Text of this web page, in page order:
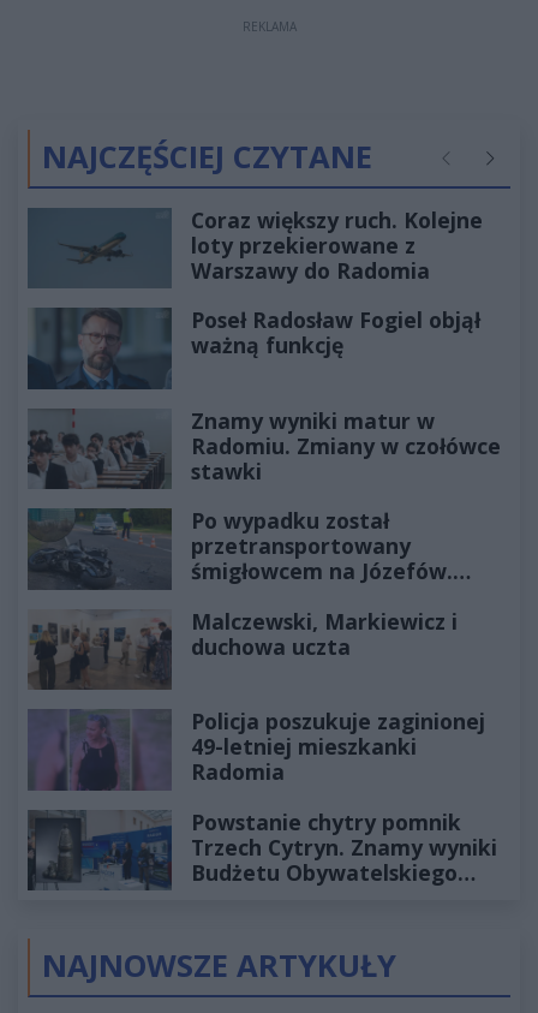
REKLAMA
NAJCZĘŚCIEJ CZYTANE Poprzednie
Coraz większy ruch. Kolejne
loty przekierowane z
Warszawy do Radomia
Poseł Radosław Fogiel objął
ważną funkcję
Znamy wyniki matur w
Radomiu. Zmiany w czołówce
stawki
Po wypadku został
przetransportowany
śmigłowcem na Józefów.
Malczewski, Markiewicz i
duchowa uczta
Policja poszukuje zaginionej
49-letniej mieszkanki
Radomia
Powstanie chytry pomnik
Trzech Cytryn. Znamy wyniki
Budżetu Obywatelskiego
NAJNOWSZE ARTYKUŁY